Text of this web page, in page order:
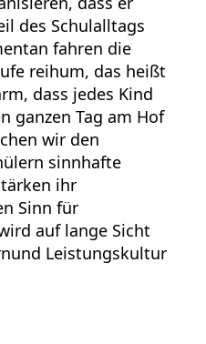
des Schulalltags
fahren die
reihum, das heißt
dass jedes Kind
ganzen Tag am Hof
wir den
sinnhafte
ihr
Sinn für
auf lange Sicht
Leistungskultur